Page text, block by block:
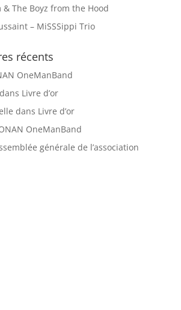
The Boyz from the Hood
– MiSSSippi Trio
récents
OneManBand
dans Livre d’or
dans Livre d’or
OneManBand
générale de l’association